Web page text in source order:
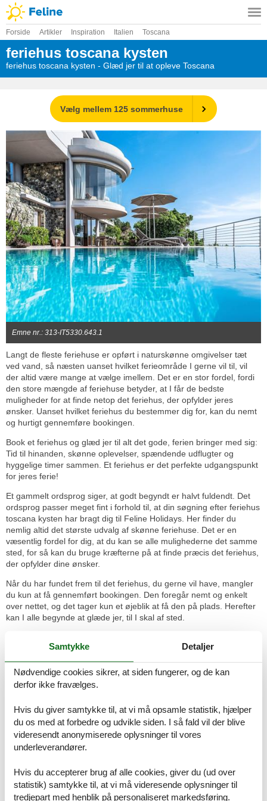
Forside Artikler Inspiration Italien Toscana
feriehus toscana kysten
feriehus toscana kysten - Glæd jer til at opleve Toscana
Vælg mellem 125 sommerhuse
Emne nr.: 313-IT5330.643.1
Langt de fleste feriehuse er opført i naturskønne omgivelser tæt
ved vand, så næsten uanset hvilket ferieområde I gerne vil til, vil
der altid være mange at vælge imellem. Det er en stor fordel, fordi
den store mængde af feriehuse betyder, at I får de bedste
muligheder for at finde netop det feriehus, der opfylder jeres
ønsker. Uanset hvilket feriehus du bestemmer dig for, kan du nemt
og hurtigt gennemføre bookingen.
Book et feriehus og glæd jer til alt det gode, ferien bringer med sig:
Tid til hinanden, skønne oplevelser, spændende udflugter og
hyggelige timer sammen. Et feriehus er det perfekte udgangspunkt
for jeres ferie!
Et gammelt ordsprog siger, at godt begyndt er halvt fuldendt. Det
ordsprog passer meget fint i forhold til, at din søgning efter feriehus
toscana kysten har bragt dig til Feline Holidays. Her finder du
nemlig altid det største udvalg af skønne feriehuse. Det er en
væsentlig fordel for dig, at du kan se alle mulighederne det samme
sted, for så kan du bruge kræfterne på at finde præcis det feriehus,
der opfylder dine ønsker.
Når du har fundet frem til det feriehus, du gerne vil have, mangler
du kun at få gennemført bookingen. Den foregår nemt og enkelt
over nettet, og det tager kun et øjeblik at få den på plads. Herefter
kan I alle begynde at glæde jer, til I skal af sted.
bl.a. kan opleve:
Midt i Val d´Orcias landskab, der hører under UNESCO kulturarv,
ligger Castel Del Piano med sin skønne natur og spændende
Den lille bjergby Partigliano ligger i provinsen Lucca i det nordlige
Toscana og er del af området ved Borgo a Mozzano.
Arezzos katedral er en gotisk basilika, der kan takke sit loft med
feriegæster.
Den rolige beliggenhed midt i naturen får jer til at glemme
hverdagen og giver familien et godt udgangspunkt for at slappe af
Samtykke Detaljer
Nødvendige cookies sikrer, at siden fungerer, og de kan
derfor ikke fravælges.
Hvis du giver samtykke til, at vi må opsamle statistik, hjælper
du os med at forbedre og udvikle siden. I så fald vil der blive
videresendt anonymiserede oplysninger til vores
underleverandører.
Hvis du accepterer brug af alle cookies, giver du (ud over
statistik) samtykke til, at vi må videresende oplysninger til
tredjepart med henblik på personaliseret markedsføring.